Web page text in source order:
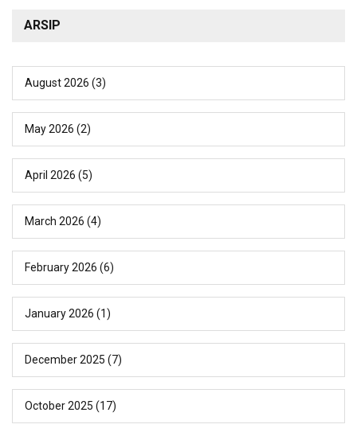
ARSIP
August 2026 (3)
May 2026 (2)
April 2026 (5)
March 2026 (4)
February 2026 (6)
January 2026 (1)
December 2025 (7)
October 2025 (17)